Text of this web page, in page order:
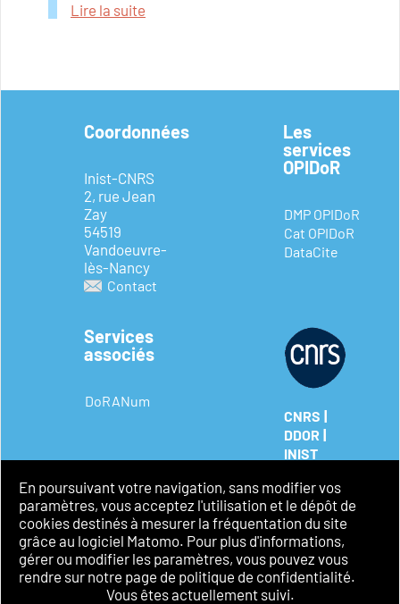
Lire la suite
Coordonnées
Inist-CNRS
2, rue Jean
Zay
54519
Vandoeuvre-
lès-Nancy
Contact
Les
services
OPIDoR
DMP OPIDoR
Cat OPIDoR
DataCite
Services
associés
DoRANum
CNRS |
DDOR |
INIST
Mentions
légales
Politique de
confidentialité
Accessibilité
En poursuivant votre navigation, sans modifier vos
paramètres, vous acceptez l'utilisation et le dépôt de
cookies destinés à mesurer la fréquentation du site
grâce au logiciel Matomo. Pour plus d'informations,
gérer ou modifier les paramètres, vous pouvez vous
rendre sur notre page de politique de confidentialité.
Vous êtes actuellement suivi.